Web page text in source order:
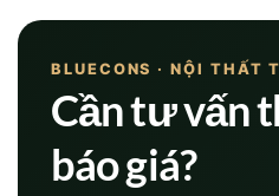
BLUECONS · NỘI THẤT
Cần tư vấn
báo giá?